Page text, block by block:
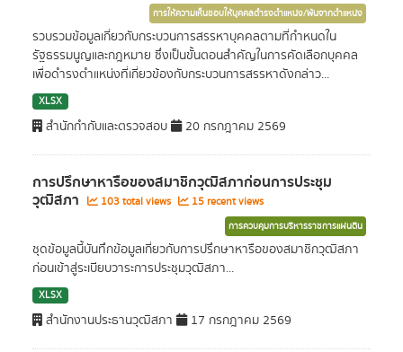
การให้ความเห็นชอบให้บุคคลดำรงตำแหน่ง/พ้นจากตำแหน่ง
รวบรวมข้อมูลเกี่ยวกับกระบวนการสรรหาบุคคลตามที่กำหนดใน
รัฐธรรมนูญและกฎหมาย ซึ่งเป็นขั้นตอนสำคัญในการคัดเลือกบุคคล
เพื่อดำรงตำแหน่งที่เกี่ยวข้องกับกระบวนการสรรหาดังกล่าว...
XLSX
สำนักกำกับและตรวจสอบ 20 กรกฎาคม 2569
การปรึกษาหารือของสมาชิกวุฒิสภาก่อนการประชุม
วุฒิสภา 103 total views 15 recent views
การควบคุมการบริหารราชการแผ่นดิน
ชุดข้อมูลนี้บันทึกข้อมูลเกี่ยวกับการปรึกษาหารือของสมาชิกวุฒิสภา
ก่อนเข้าสู่ระเบียบวาระการประชุมวุฒิสภา...
XLSX
สำนักงานประธานวุฒิสภา 17 กรกฎาคม 2569